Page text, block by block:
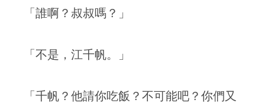
「誰啊？叔叔嗎？」
「不是，江千帆。」
「千帆？他請你吃飯？不可能吧？你們又